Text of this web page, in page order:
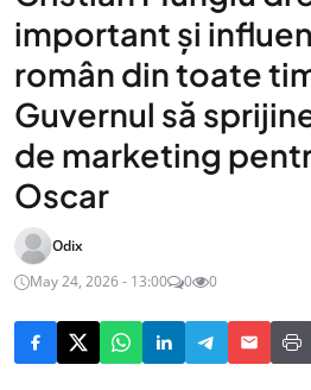
important și
român din toate
Guvernul să
de marketing
Oscar
Odix
May 24, 2026 - 13:00
0 0